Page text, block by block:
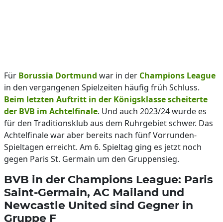
Für Borussia Dortmund war in der Champions League
in den vergangenen Spielzeiten häufig früh Schluss.
Beim letzten Auftritt in der Königsklasse scheiterte
der BVB im Achtelfinale. Und auch 2023/24 wurde es
für den Traditionsklub aus dem Ruhrgebiet schwer. Das
Achtelfinale war aber bereits nach fünf Vorrunden-
Spieltagen erreicht. Am 6. Spieltag ging es jetzt noch
gegen Paris St. Germain um den Gruppensieg.
BVB in der Champions League: Paris
Saint-Germain, AC Mailand und
Newcastle United sind Gegner in
Gruppe F